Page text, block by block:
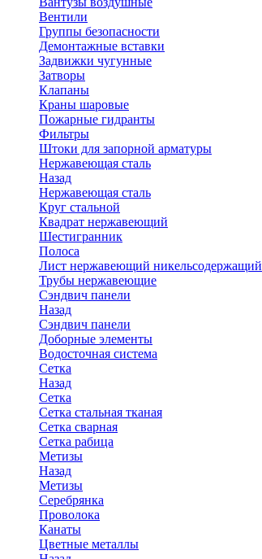
Вентили
Группы безопасности
Демонтажные вставки
Задвижки чугунные
Затворы
Клапаны
Краны шаровые
Пожарные гидранты
Фильтры
Штоки для запорной арматуры
Нержавеющая сталь
Назад
Нержавеющая сталь
Круг стальной
Квадрат нержавеющий
Шестигранник
Полоса
Лист нержавеющий никельсодержащий
Трубы нержавеющие
Сэндвич панели
Назад
Сэндвич панели
Доборные элементы
Водосточная система
Сетка
Назад
Сетка
Сетка стальная тканая
Сетка сварная
Сетка рабица
Метизы
Назад
Метизы
Серебрянка
Проволока
Канаты
Цветные металлы